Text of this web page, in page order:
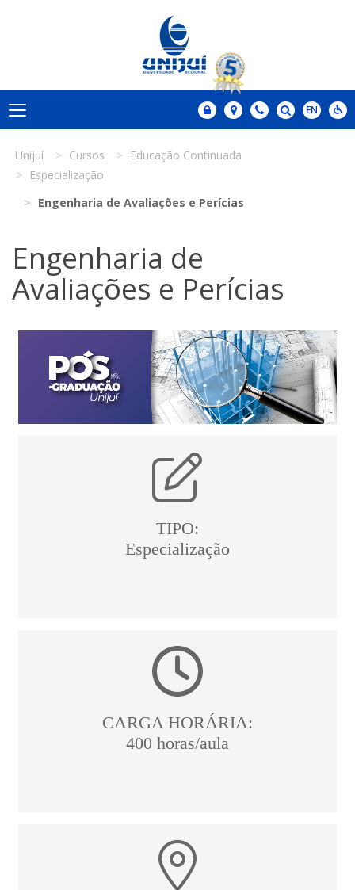
Unijuí Cursos
Educação Continuada
Especialização
Engenharia de Avaliações e Perícias
Engenharia de
Avaliações e Perícias